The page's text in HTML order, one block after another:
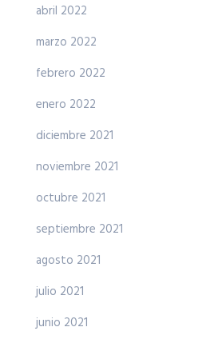
abril 2022
marzo 2022
febrero 2022
enero 2022
diciembre 2021
noviembre 2021
octubre 2021
septiembre 2021
agosto 2021
julio 2021
junio 2021